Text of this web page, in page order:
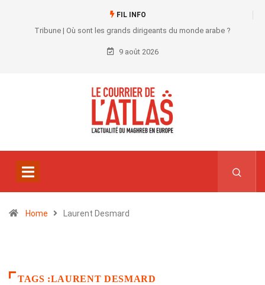
FIL INFO
Tribune | Où sont les grands dirigeants du monde arabe ?
9 août 2026
Home Laurent Desmard
TAGS :LAURENT DESMARD